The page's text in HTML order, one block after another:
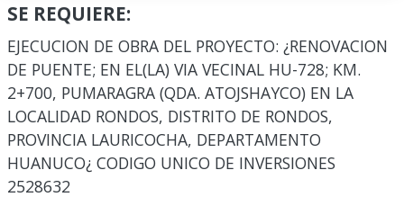
SE REQUIERE:
EJECUCION DE OBRA DEL PROYECTO: ¿RENOVACION
DE PUENTE; EN EL(LA) VIA VECINAL HU-728; KM.
2+700, PUMARAGRA (QDA. ATOJSHAYCO) EN LA
LOCALIDAD RONDOS, DISTRITO DE RONDOS,
PROVINCIA LAURICOCHA, DEPARTAMENTO
HUANUCO¿ CODIGO UNICO DE INVERSIONES
2528632